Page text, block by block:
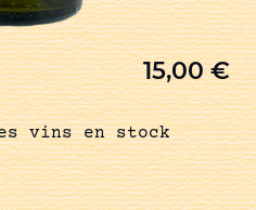
15,00€
vins en stock